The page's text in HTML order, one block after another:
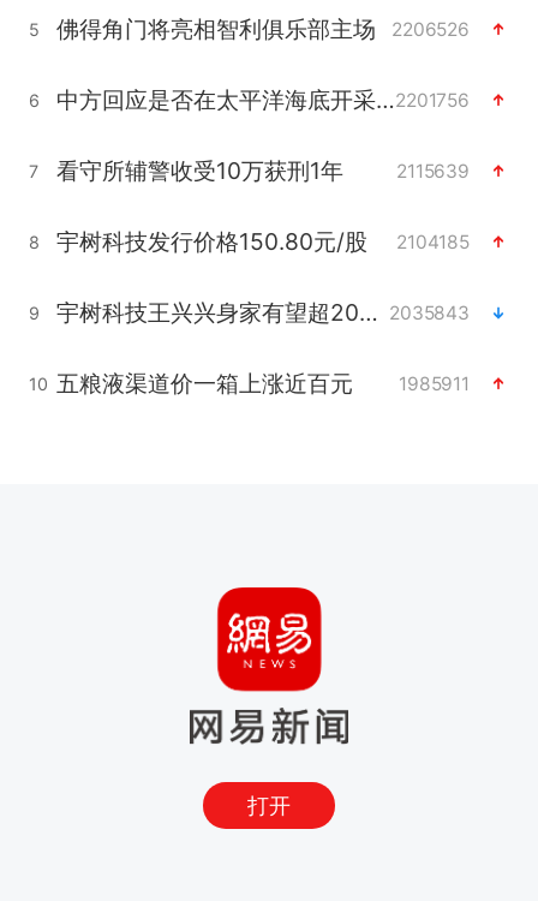
5 佛得角门将亮相智利俱乐部主场 2206526
6 中方回应是否在太平洋海底开采稀土2201756
7 看守所辅警收受10万获刑1年 2115639
8 宇树科技发行价格150.80元/股 2104185
9 宇树科技王兴兴身家有望超200亿元 2035843
10 五粮液渠道价一箱上涨近百元 1985911
打开